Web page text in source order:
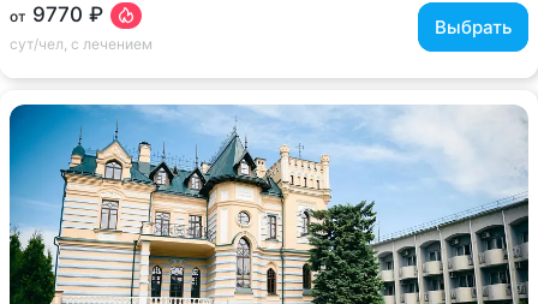
от 9770 ₽
сут/чел, с лечением
Выбрать